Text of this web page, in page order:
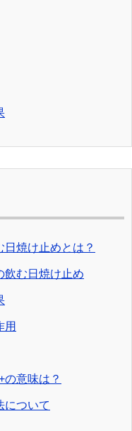
焼け止めとは？
飲む日焼け止め
用
意味は？
について